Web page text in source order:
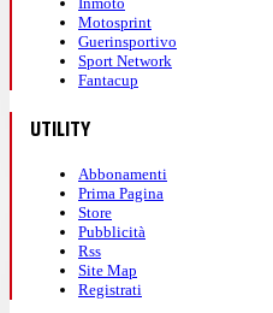
Motosprint
Guerinsportivo
Sport Network
Fantacup
UTILITY
Abbonamenti
Prima Pagina
Store
Pubblicità
Rss
Site Map
Registrati